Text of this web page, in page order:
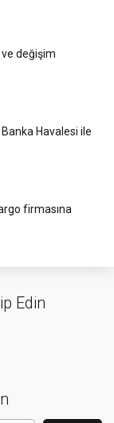
ve değişim
Havalesi ile
firmasına
Edin